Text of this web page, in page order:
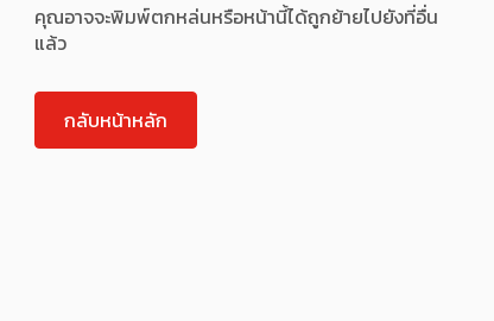
คุณอาจจะพิมพ์ตกหล่นหรือหน้านี้ได้ถูกย้ายไปยังที่อื่น
แล้ว
กลับหน้าหลัก